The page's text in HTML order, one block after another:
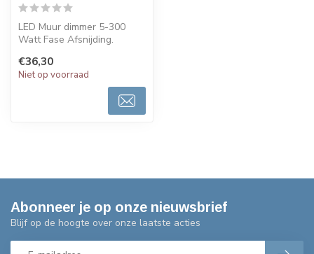
LED Muur dimmer 5-300
Watt Fase Afsnijding.
inbouwdozen ...
€36,30
Niet op voorraad
Abonneer je op onze nieuwsbrief
Blijf op de hoogte over onze laatste acties